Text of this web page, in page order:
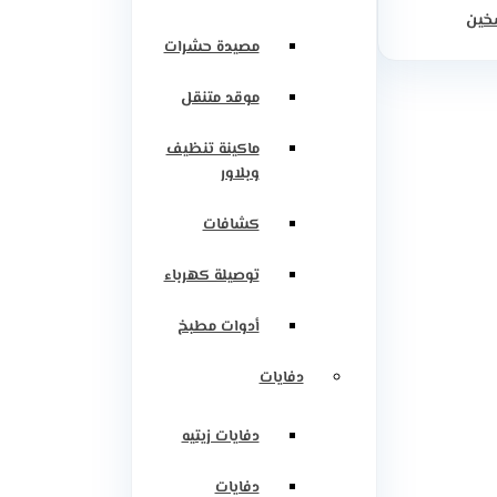
مصيدة حشرات
موقد متنقل
ماكينة تنظيف
وبلاور
كشافات
توصيلة كهرباء
أدوات مطبخ
دفايات
دفايات زيتيه
دفايات